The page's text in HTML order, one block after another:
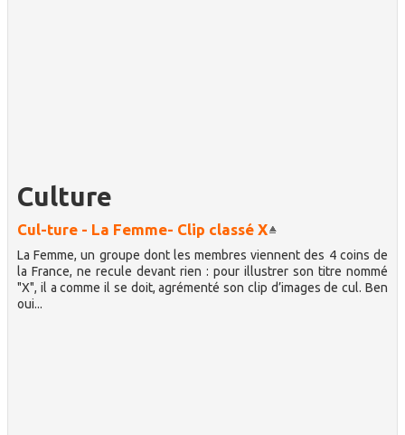
Culture
Cul-ture - La Femme- Clip classé X
La Femme, un groupe dont les membres viennent des 4 coins de
la France, ne recule devant rien : pour illustrer son titre nommé
"X", il a comme il se doit, agrémenté son clip d’images de cul. Ben
oui...